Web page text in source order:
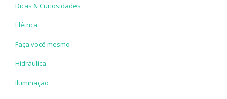
Dicas & Curiosidades
Elétrica
Faça você mesmo
Hidráulica
Iluminação